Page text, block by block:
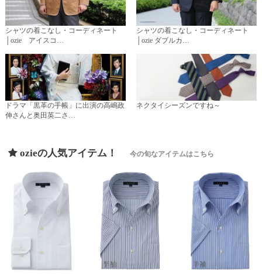
シャツの着こなし・コーディネート
│ozie アイスコ…
シャツの着こなし・コーディネート
│ozie ダブルカ…
ドラマ「黒革の手帳」に出演の高嶋政
伸さんと奥田英二さ…
ネクタイシーズンですね～
ozieの人気アイテム！ 今の旬なアイテムはこちら